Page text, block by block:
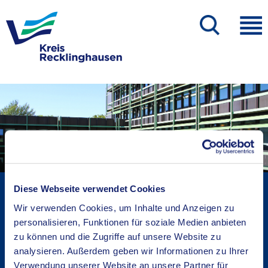
Diese Webseite verwendet Cookies
Wir verwenden Cookies, um Inhalte und Anzeigen zu
personalisieren, Funktionen für soziale Medien anbieten
zu können und die Zugriffe auf unsere Website zu
analysieren. Außerdem geben wir Informationen zu Ihrer
Verwendung unserer Website an unsere Partner für
Kreisverwaltung A-Z
Bekanntmachungen
Ortsrecht
Karriere beim Kreis
Bürger-, Ideen- und Beschwerdecenter